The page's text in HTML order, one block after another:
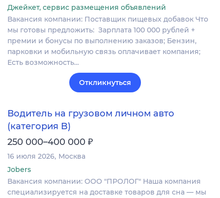
Джейкет, сервис размещения объявлений
Вакансия компании: Поставщик пищевых добавок Что
мы готовы предложить: Зарплата 100 000 рублей +
премии и бонусы по выполнению заказов; Бензин,
парковки и мобильную связь оплачивает компания;
Есть возможность…
Откликнуться
Водитель на грузовом личном авто
(категория B)
250 000–400 000 ₽
16 июля 2026 Москва
Jobers
Вакансия компании: ООО "ПРОЛОГ" Наша компания
специализируется на доставке товаров для сна — мы